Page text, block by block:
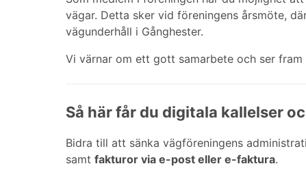
vägar. Detta sker vid föreningens årsmöte,
vägunderhåll i Gånghester.
Vi värnar om ett gott samarbete och ser
Så här får du digitala kallelser
Bidra till att sänka vägföreningens
samt fakturor via e-post eller e-faktura.